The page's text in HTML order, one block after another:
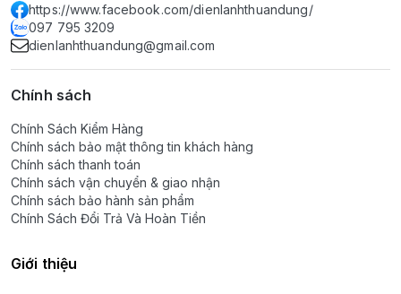
https://www.facebook.com/dienlanhthuandung/
097 795 3209
dienlanhthuandung@gmail.com
Chính sách
Chính Sách Kiểm Hàng
Chính sách bảo mật thông tin khách hàng
Chính sách thanh toán
Chính sách vận chuyển & giao nhận
Chính sách bảo hành sản phẩm
Chính Sách Đổi Trả Và Hoàn Tiền
Giới thiệu